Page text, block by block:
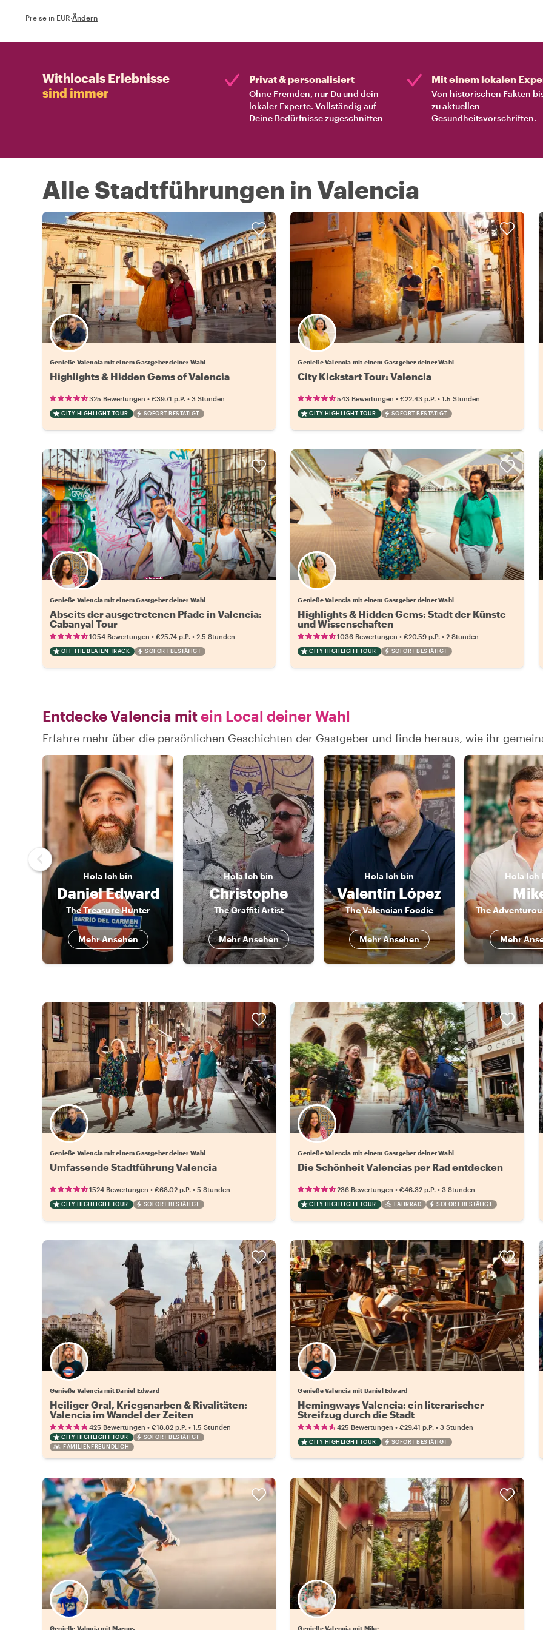
Preise in EUR·Ändern
Withlocals Erlebnisse
sind immer
Privat & personalisiert
Ohne Fremden, nur Du und dein
lokaler Experte. Vollständig auf
Deine Bedürfnisse zugeschnitten
Mit einem lokalen
Von historischen Fakten
zu aktuellen
Gesundheitsvorschriften.
Alle Stadtführungen in Valencia
Wähle deinen Lieblingsgastgeber
Genieße Valencia mit einem Gastgeber deiner Wahl
Highlights & Hidden Gems of Valencia
325 Bewertungen • €39.71 p.P. • 3 Stunden
CITY HIGHLIGHT TOUR SOFORT BESTÄTIGT
Wähle deinen Lieblingsgastgeber
Genieße Valencia mit einem Gastgeber deiner Wahl
City Kickstart Tour: Valencia
543 Bewertungen •€22.43 p.P. •1.5 Stunden
CITY HIGHLIGHT TOUR SOFORT BESTÄTIGT
Wähle deinen Lieblingsgastgeber
Genieße Valencia mit einem Gastgeber deiner Wahl
Abseits der ausgetretenen Pfade in Valencia:
Cabanyal Tour
1054 Bewertungen • €25.74 p.P. • 2.5 Stunden
OFF THE BEATEN TRACK SOFORT BESTÄTIGT
Wähle deinen Lieblingsgastgeber
Genieße Valencia mit einem Gastgeber deiner Wahl
Highlights & Hidden Gems: Stadt der Künste
und Wissenschaften
1036 Bewertungen •€20.59 p.P. •2 Stunden
CITY HIGHLIGHT TOUR SOFORT BESTÄTIGT
Entdecke Valencia mitein Local deiner Wahl
Erfahre mehr über die persönlichen Geschichten der Gastgeber und finde heraus, wie ihr
Hola Ich bin
Daniel Edward
The Treasure Hunter
Mehr Ansehen
HolaIch bin
Christophe
The Graffiti Artist
Mehr Ansehen
Hola Ich bin
Valentín López
The Valencian Foodie
Mehr Ansehen
Hola Ich
The
Mehr
Wähle deinen Lieblingsgastgeber
Genieße Valencia mit einem Gastgeber deiner Wahl
Umfassende Stadtführung Valencia
1524 Bewertungen • €68.02 p.P. • 5 Stunden
CITY HIGHLIGHT TOUR SOFORT BESTÄTIGT
Wähle deinen Lieblingsgastgeber
Genieße Valencia mit einem Gastgeber deiner Wahl
Die Schönheit Valencias per Rad entdecken
236 Bewertungen •€46.32 p.P. •3 Stunden
CITY HIGHLIGHT TOUR FAHRRAD SOFORT BESTÄTIGT
Genieße Valencia mit Daniel Edward
Heiliger Gral, Kriegsnarben & Rivalitäten:
Valencia im Wandel der Zeiten
425 Bewertungen • €18.82 p.P. • 1.5 Stunden
CITY HIGHLIGHT TOUR
SOFORT BESTÄTIGT
FAMILIENFREUNDLICH
Genieße Valencia mit Daniel Edward
Hemingways Valencia: ein literarischer
Streifzug durch die Stadt
425 Bewertungen •€29.41 p.P. •3 Stunden
CITY HIGHLIGHT TOUR SOFORT BESTÄTIGT
Genieße Valncia mit Marcos Genieße Valencia mit Mike